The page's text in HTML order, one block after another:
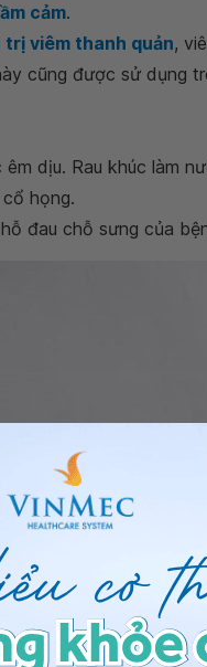
cảm.
trị viêm thanh quản,
cũng được sử dụng
dịu. Rau khúc làm
họng.
đau chỗ sưng của